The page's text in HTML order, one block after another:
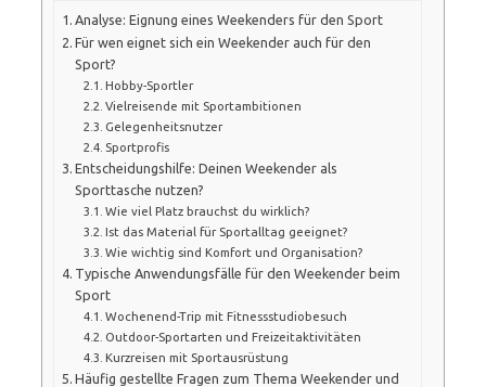
Analyse: Eignung eines Weekenders für den Sport
Für wen eignet sich ein Weekender auch für den
Sport?
Hobby-Sportler
Vielreisende mit Sportambitionen
Gelegenheitsnutzer
Sportprofis
Entscheidungshilfe: Deinen Weekender als
Sporttasche nutzen?
Wie viel Platz brauchst du wirklich?
Ist das Material für Sportalltag geeignet?
Wie wichtig sind Komfort und Organisation?
Typische Anwendungsfälle für den Weekender beim
Sport
Wochenend-Trip mit Fitnessstudiobesuch
Outdoor-Sportarten und Freizeitaktivitäten
Kurzreisen mit Sportausrüstung
Häufig gestellte Fragen zum Thema Weekender und